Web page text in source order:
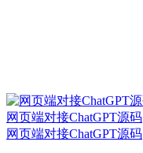
网页端对接ChatGPT源码
网页端对接ChatGPT源码